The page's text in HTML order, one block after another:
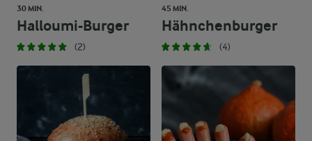
30 MIN.
Halloumi-Burger
(2)
45 MIN.
Hähnchenburger
(4)